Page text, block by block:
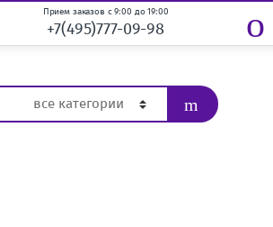
Прием заказов с 9:00 до 19:00
+7(495)777-09-98